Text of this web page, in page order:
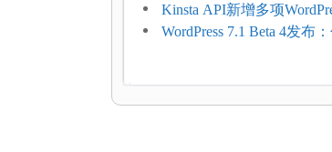
$2.61/月，高性能主机同
Kinsta API新增多项
WordPress 7.1 Beta 4发布